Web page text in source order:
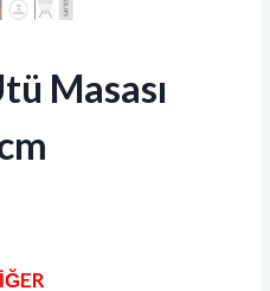
Masası